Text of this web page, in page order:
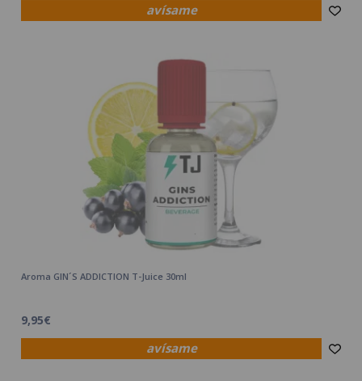
avísame
avísame
Aroma GIN´S ADDICTION T-Juice 30ml
9,95€